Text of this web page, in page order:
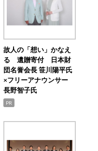
故人の「想い」かなえ
る 遺贈寄付 日本財
団名誉会長 笹川陽平氏
×フリーアナウンサー
長野智子氏
PR